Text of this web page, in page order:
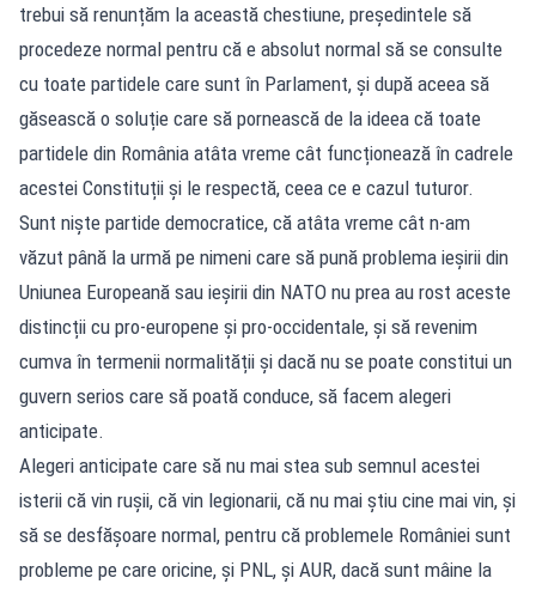
trebui să renunțăm la această chestiune, președintele să
procedeze normal pentru că e absolut normal să se consulte
cu toate partidele care sunt în Parlament, și după aceea să
găsească o soluție care să pornească de la ideea că toate
partidele din România atâta vreme cât funcționează în cadrele
acestei Constituții și le respectă, ceea ce e cazul tuturor.
Sunt niște partide democratice, că atâta vreme cât n-am
văzut până la urmă pe nimeni care să pună problema ieșirii din
Uniunea Europeană sau ieșirii din NATO nu prea au rost aceste
distincții cu pro-europene și pro-occidentale, și să revenim
cumva în termenii normalității și dacă nu se poate constitui un
guvern serios care să poată conduce, să facem alegeri
anticipate.
Alegeri anticipate care să nu mai stea sub semnul acestei
isterii că vin rușii, că vin legionarii, că nu mai știu cine mai vin, și
să se desfășoare normal, pentru că problemele României sunt
probleme pe care oricine, și PNL, și AUR, dacă sunt mâine la